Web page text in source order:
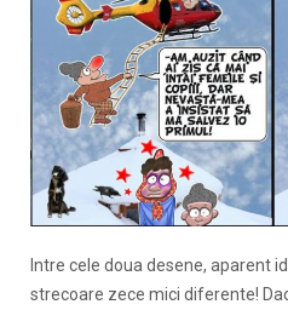
Intre cele doua desene, aparent
strecoare zece mici diferente!